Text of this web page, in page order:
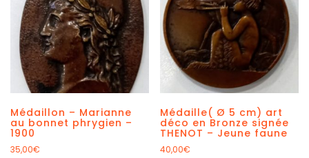
Médaillon – Marianne
au bonnet phrygien –
1900
35,00€
Médaille( Ø 5 cm) art
déco en Bronze signée
THENOT – Jeune faune
40,00€